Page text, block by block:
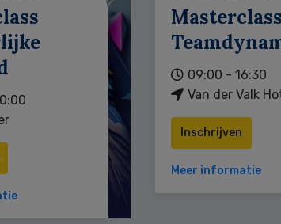
Masterclass
09:00 - 16:30
Van der Valk
Inschrijven
Meer informatie